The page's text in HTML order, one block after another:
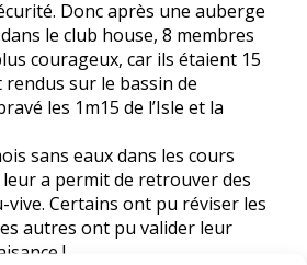
Donc après une auberge
le club house, 8 membres
courageux, car ils étaient 15
sur le bassin de
les 1m15 de l’Isle et la
sans eaux dans les cours
leur a permit de retrouver des
vive. Certains ont pu réviser les
autres ont pu valider leur
!